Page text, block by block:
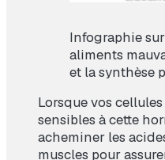
Infographie
aliments
et la synthèse
Lorsque vos
sensibles à cette
acheminer les
muscles pour